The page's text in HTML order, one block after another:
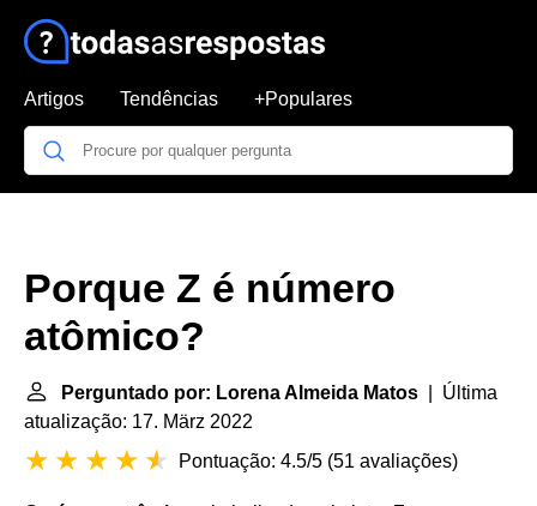
Artigos Tendências +Populares
Porque Z é número
atômico?
Perguntado por: Lorena Almeida Matos | Última
atualização: 17. März 2022
Pontuação: 4.5/5 (51 avaliações)